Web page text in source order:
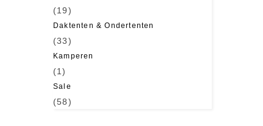
(19)
Daktenten & Ondertenten
(33)
Kamperen
(1)
Sale
(58)